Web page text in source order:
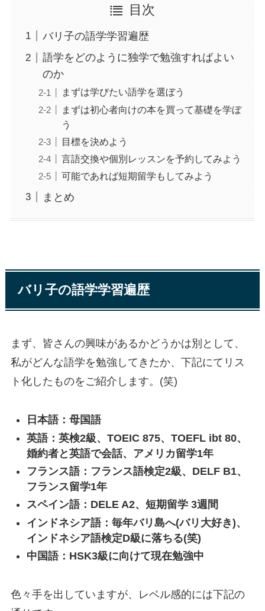
目次
バリ子の語学学習遍歴
語学をどのように独学で勉強すればよい
のか
まずは学びたい語学を選ぼう
まずは初心者向けの本を買って基礎を学ぼ
う
目標を決めよう
言語交換や個別レッスンを予約してみよう
可能であれば短期留学もしてみよう
まとめ
バリ子の語学学習遍歴
まず、皆さんの興味があるかどうかは別として、
私がどんな語学を勉強してきたか、下記にてリス
ト化したものをご紹介します。(笑)
日本語：母国語
英語：英検2級、TOEIC 875、TOEFL ibt 80、
婚約者と英語で会話、アメリカ留学1年
フランス語：フランス語検定2級、DELF B1、
フランス留学1年
スペイン語：DELE A2、短期留学 3週間
インドネシア語：毎年バリ島へ(バリ大好き)、
インドネシア語検定D級に落ちる(笑)
中国語：HSK3級に向けて現在勉強中
色々手を出していますが、レベル感的には下記の